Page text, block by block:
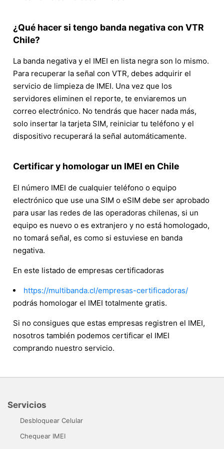
¿Qué hacer si tengo banda negativa con VTR
Chile?
La banda negativa y el IMEI en lista negra son lo mismo.
Para recuperar la señal con VTR, debes adquirir el
servicio de limpieza de IMEI. Una vez que los
servidores eliminen el reporte, te enviaremos un
correo electrónico. No tendrás que hacer nada más,
solo insertar la tarjeta SIM, reiniciar tu teléfono y el
dispositivo recuperará la señal automáticamente.
Certificar y homologar un IMEI en Chile
El número IMEI de cualquier teléfono o equipo
electrónico que use una SIM o eSIM debe ser aprobado
para usar las redes de las operadoras chilenas, si un
equipo es nuevo o es extranjero y no está homologado,
no tomará señal, es como si estuviese en banda
negativa.
En este listado de empresas certificadoras
https://multibanda.cl/empresas-certificadoras/
podrás homologar el IMEI totalmente gratis.
Si no consigues que estas empresas registren el IMEI,
nosotros también podemos certificar el IMEI
comprando nuestro servicio.
Servicios
Desbloquear Celular
Chequear IMEI